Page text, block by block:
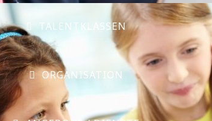
TALENTKLASSEN
ORGANISATION